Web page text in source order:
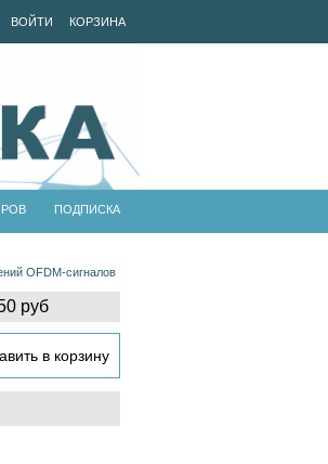
ВОЙТИ КОРЗИНА
ПОДПИСКА
OFDM-сигналов
руб